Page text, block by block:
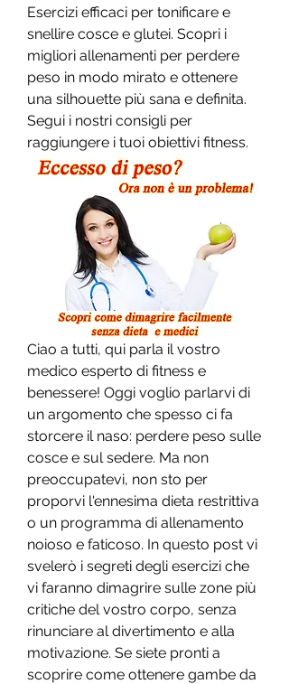
Esercizi efficaci per tonificare e
snellire cosce e glutei. Scopri i
migliori allenamenti per perdere
peso in modo mirato e ottenere
una silhouette più sana e definita.
Segui i nostri consigli per
raggiungere i tuoi obiettivi fitness.
Ciao a tutti, qui parla il vostro
medico esperto di fitness e
benessere! Oggi voglio parlarvi di
un argomento che spesso ci fa
storcere il naso: perdere peso sulle
cosce e sul sedere. Ma non
preoccupatevi, non sto per
proporvi l'ennesima dieta restrittiva
o un programma di allenamento
noioso e faticoso. In questo post vi
svelerò i segreti degli esercizi che
vi faranno dimagrire sulle zone più
critiche del vostro corpo, senza
rinunciare al divertimento e alla
motivazione. Se siete pronti a
scoprire come ottenere gambe da